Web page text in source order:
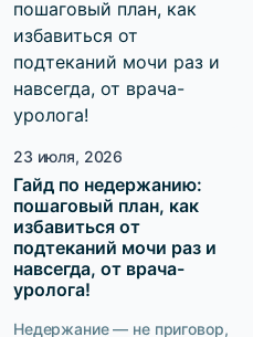
Звучит идеально. Нет
необходимости пить
таблетки или ложиться на
операционный стол, а
заниматься можно где
угодно: дома, во время
обеденного перерыва на
работе, в командировке. Но
проходит время, пациентка
упорно тренируется, а […]
23 июля, 2026
Гайд по недержанию:
пошаговый план, как
избавиться от
подтеканий мочи раз и
навсегда, от врача-
уролога!
Недержание — не приговор,